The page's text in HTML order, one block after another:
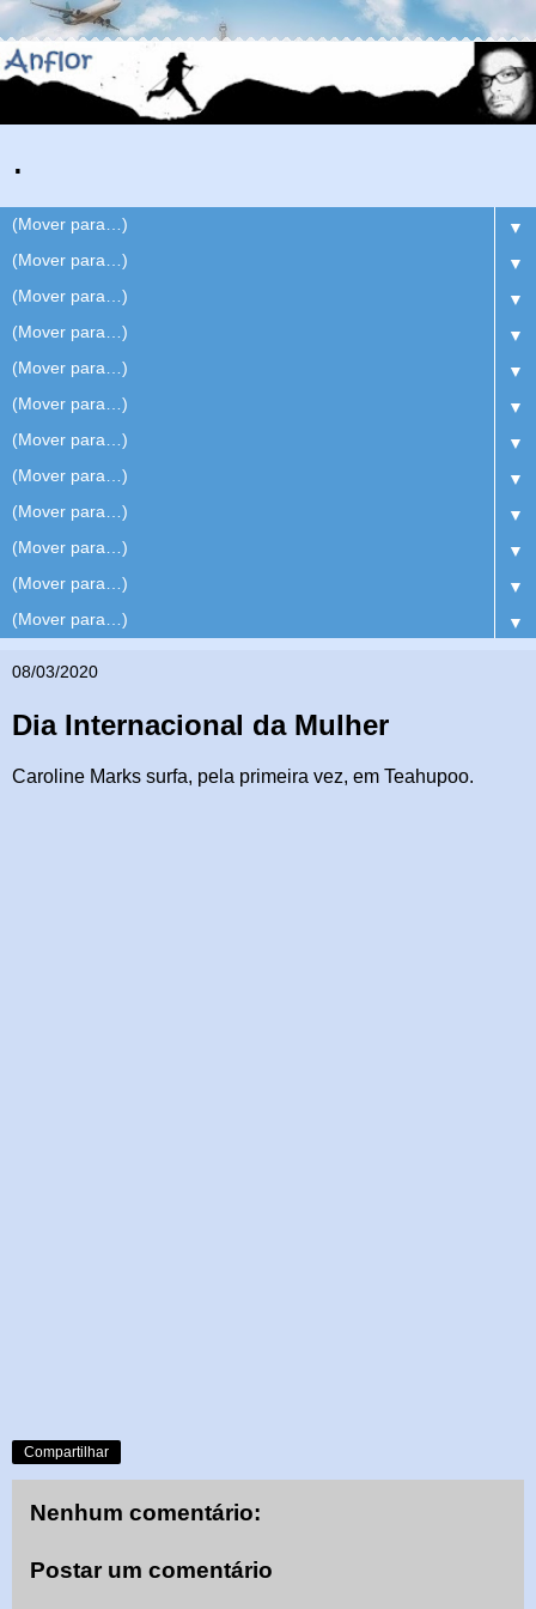
.
▼
▼
▼
▼
▼
▼
▼
▼
▼
▼
▼
▼
08/03/2020
Dia Internacional da Mulher
Caroline Marks surfa, pela primeira vez, em Teahupoo.
Compartilhar
Nenhum comentário:
Postar um comentário